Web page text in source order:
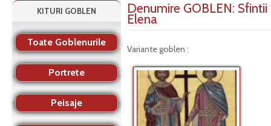
Denumire GOBLEN:
Elena
Variante goblen :
KITURI GOBLEN
Toate Goblenurile
Portrete
Peisaje